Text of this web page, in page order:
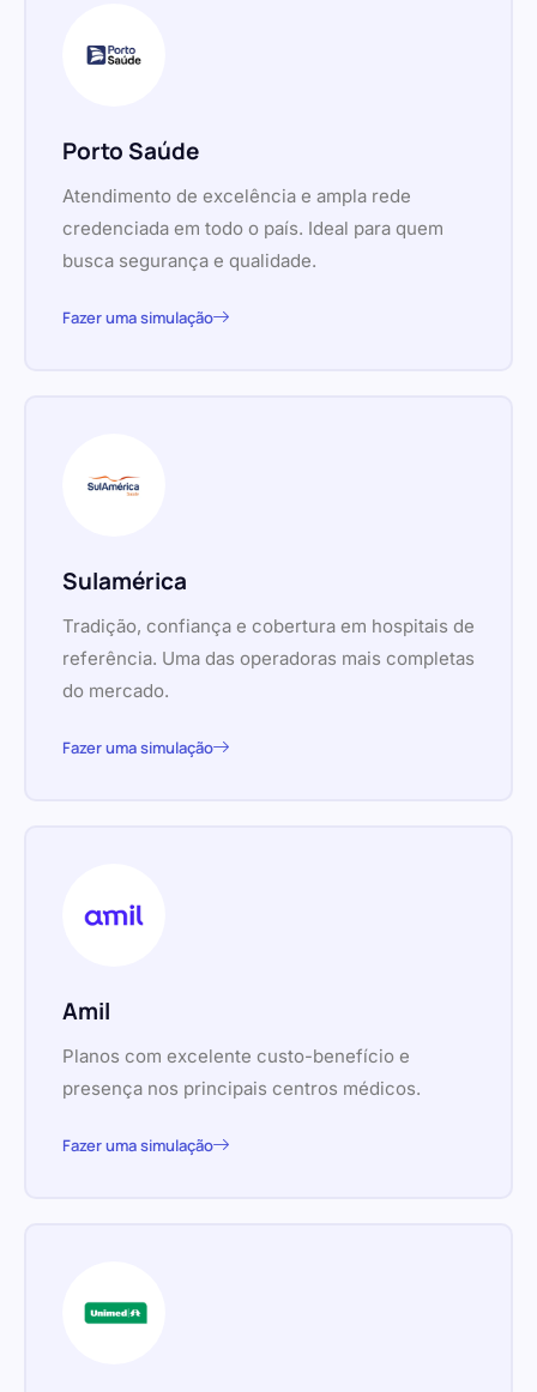
Porto Saúde
Atendimento de excelência e ampla rede
credenciada em todo o país. Ideal para quem
busca segurança e qualidade.
Fazer uma simulação
Sulamérica
Tradição, confiança e cobertura em hospitais de
referência. Uma das operadoras mais completas
do mercado.
Fazer uma simulação
Amil
Planos com excelente custo-benefício e
presença nos principais centros médicos.
Fazer uma simulação